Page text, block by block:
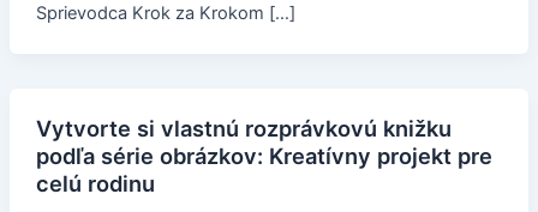
Sprievodca Krok za Krokom […]
Vytvorte si vlastnú rozprávkovú knižku
podľa série obrázkov: Kreatívny projekt pre
celú rodinu